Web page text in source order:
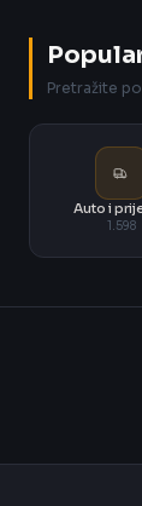
Pretražite
Auto i
1.598